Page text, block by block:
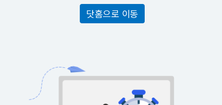
닷홈으로 이동